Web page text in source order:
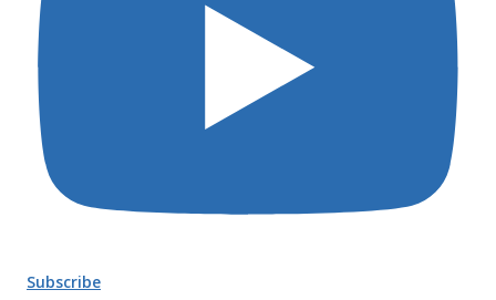
Subscribe